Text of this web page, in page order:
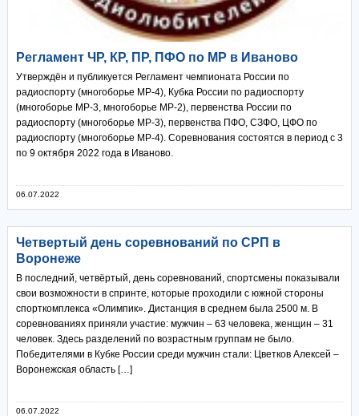
Регламент ЧР, КР, ПР, ПФО по МР в Иваново
Утверждён и публикуется Регламент чемпионата России по
радиоспорту (многоборье МР-4), Кубка России по радиоспорту
(многоборье МР-3, многоборье МР-2), первенства России по
радиоспорту (многоборье МР-3), первенства ПФО, СЗФО, ЦФО по
радиоспорту (многоборье МР-4). Соревнования состоятся в период с 3
по 9 октября 2022 года в Иваново.
06.07.2022
Четвертый день соревнований по СРП в
Воронеже
В последний, четвёртый, день соревнований, спортсмены показывали
свои возможности в спринте, которые проходили с южной стороны
спорткомплекса «Олимпик». Дистанция в среднем была 2500 м. В
соревнованиях приняли участие: мужчин – 63 человека, женщин – 31
человек. Здесь разделений по возрастным группам не было.
Победителями в Кубке России среди мужчин стали: Цветков Алексей –
Воронежская область […]
06.07.2022